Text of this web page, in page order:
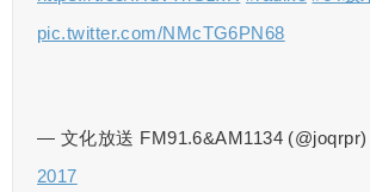
pic.twitter.com/NMcTG6PN68
— 文化放送 FM91.6&AM1134 (@joqrpr)
2017